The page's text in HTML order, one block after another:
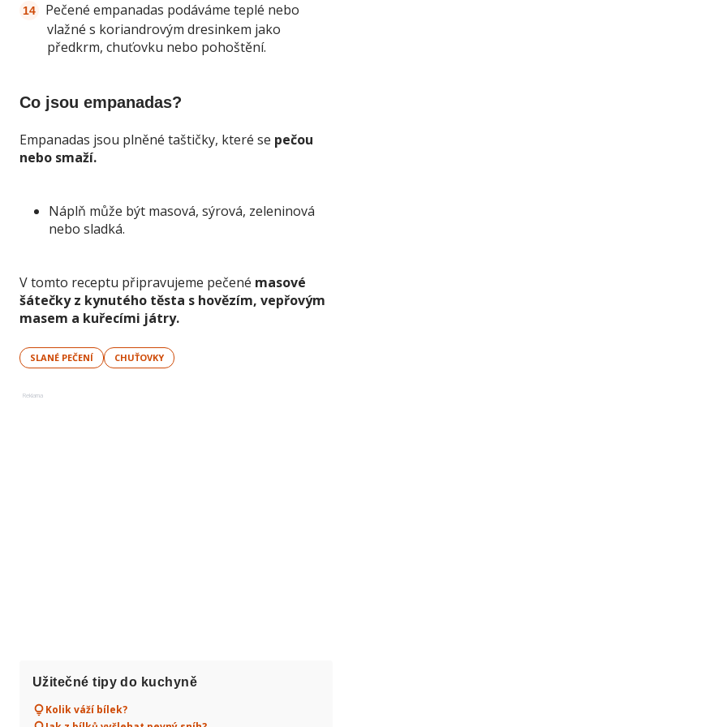
Pečené empanadas podáváme teplé nebo
vlažné s koriandrovým dresinkem jako
předkrm, chuťovku nebo pohoštění.
Co jsou empanadas?
Empanadas jsou plněné taštičky, které se pečou
nebo smaží.
Náplň může být masová, sýrová, zeleninová
nebo sladká.
V tomto receptu připravujeme pečené masové
šátečky z kynutého těsta s hovězím, vepřovým
masem a kuřecími játry.
SLANÉ PEČENÍ CHUŤOVKY
Reklama
Užitečné tipy do kuchyně
Kolik váží bílek?